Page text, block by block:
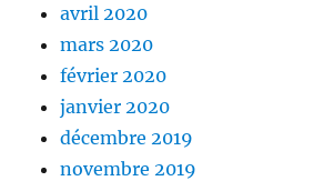
avril 2020
mars 2020
février 2020
janvier 2020
décembre 2019
novembre 2019